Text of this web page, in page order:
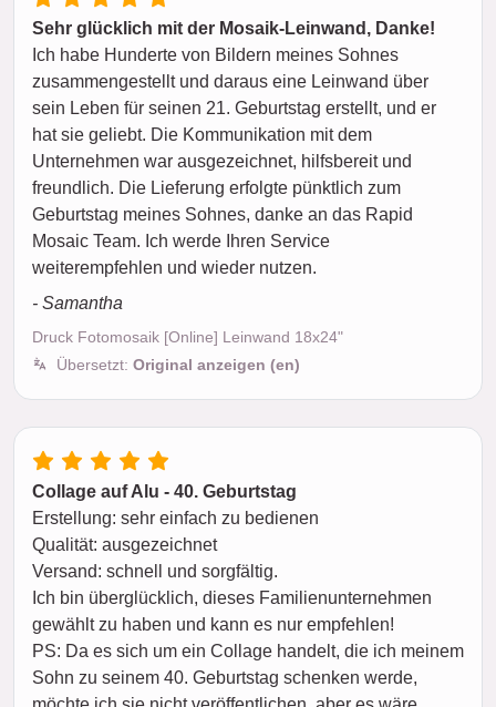
Sehr glücklich mit der Mosaik-Leinwand, Danke!
Ich habe Hunderte von Bildern meines Sohnes
zusammengestellt und daraus eine Leinwand über
sein Leben für seinen 21. Geburtstag erstellt, und er
hat sie geliebt. Die Kommunikation mit dem
Unternehmen war ausgezeichnet, hilfsbereit und
freundlich. Die Lieferung erfolgte pünktlich zum
Geburtstag meines Sohnes, danke an das Rapid
Mosaic Team. Ich werde Ihren Service
weiterempfehlen und wieder nutzen.
- Samantha
Druck Fotomosaik [Online] Leinwand 18x24"
Übersetzt: Original anzeigen (en)
Collage auf Alu - 40. Geburtstag
Erstellung: sehr einfach zu bedienen
Qualität: ausgezeichnet
Versand: schnell und sorgfältig.
Ich bin überglücklich, dieses Familienunternehmen
gewählt zu haben und kann es nur empfehlen!
PS: Da es sich um ein Collage handelt, die ich meinem
Sohn zu seinem 40. Geburtstag schenken werde,